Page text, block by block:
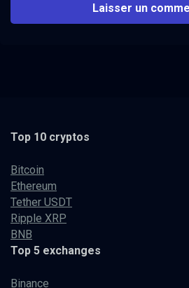
Top 10 cryptos
Bitcoin
Ethereum
Tether USDT
Ripple XRP
BNB
Top 5 exchanges
Binance